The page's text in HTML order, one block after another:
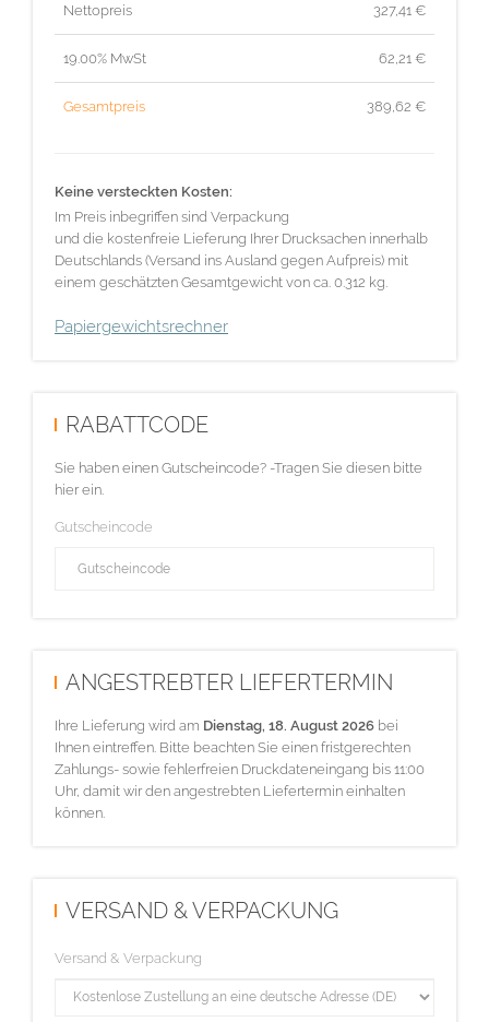
Nettopreis 327,41 €
19.00% MwSt 62,21 €
Gesamtpreis 389,62 €
Keine versteckten Kosten:
Im Preis inbegriffen sind Verpackung
und die kostenfreie Lieferung Ihrer Drucksachen innerhalb
Deutschlands (Versand ins Ausland gegen Aufpreis) mit
einem geschätzten Gesamtgewicht von ca. 0.312 kg.
Papiergewichtsrechner
RABATTCODE
Sie haben einen Gutscheincode? -Tragen Sie diesen bitte
hier ein.
Gutscheincode
ANGESTREBTER LIEFERTERMIN
Ihre Lieferung wird am Dienstag, 18. August 2026 bei
Ihnen eintreffen. Bitte beachten Sie einen fristgerechten
Zahlungs- sowie fehlerfreien Druckdateneingang bis 11:00
Uhr, damit wir den angestrebten Liefertermin einhalten
können.
VERSAND & VERPACKUNG
Versand & Verpackung